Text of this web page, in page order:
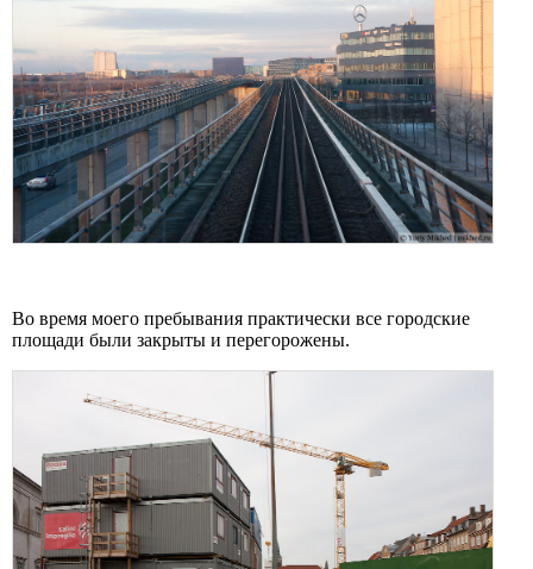
Во время моего пребывания практически все городские
площади были закрыты и перегорожены.